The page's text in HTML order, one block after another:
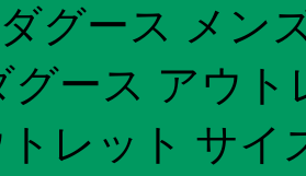
グース メン
グース アウ
レット サイ